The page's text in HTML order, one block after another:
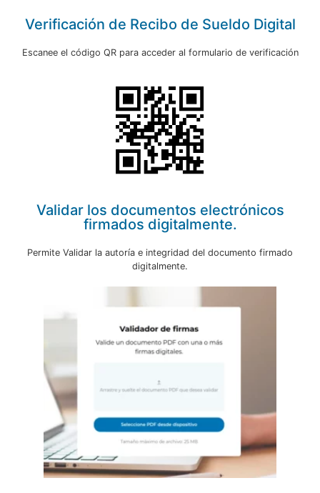
Verificación de Recibo de Sueldo Digital
Escanee el código QR para acceder al formulario de verificación
Validar los documentos electrónicos
firmados digitalmente.
Permite Validar la autoría e integridad del documento firmado
digitalmente.